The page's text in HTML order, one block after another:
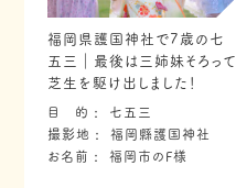
福岡県護国神社で7歳の七
五三｜最後は三姉妹そろって
芝生を駆け出しました！
目 的
七五三
撮影地
福岡縣護国神社
お名前
福岡市のF様